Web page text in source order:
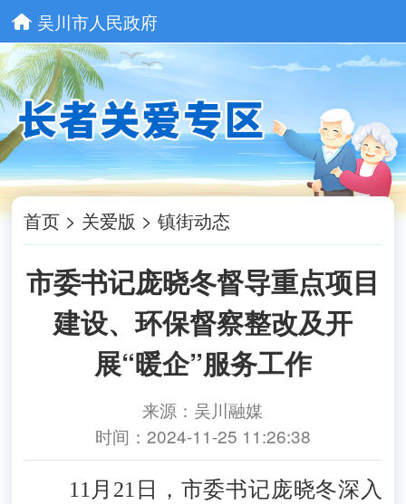
吴川市人民政府
首页 > 关爱版 >镇街动态
市委书记庞晓冬督导重点项目
建设、环保督察整改及开
展“暖企”服务工作
来源：吴川融媒
时间：2024-11-25 11:26:38
11月21日，市委书记庞晓冬深入